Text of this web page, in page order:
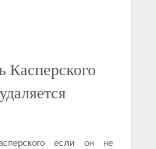
Касперского
если он не